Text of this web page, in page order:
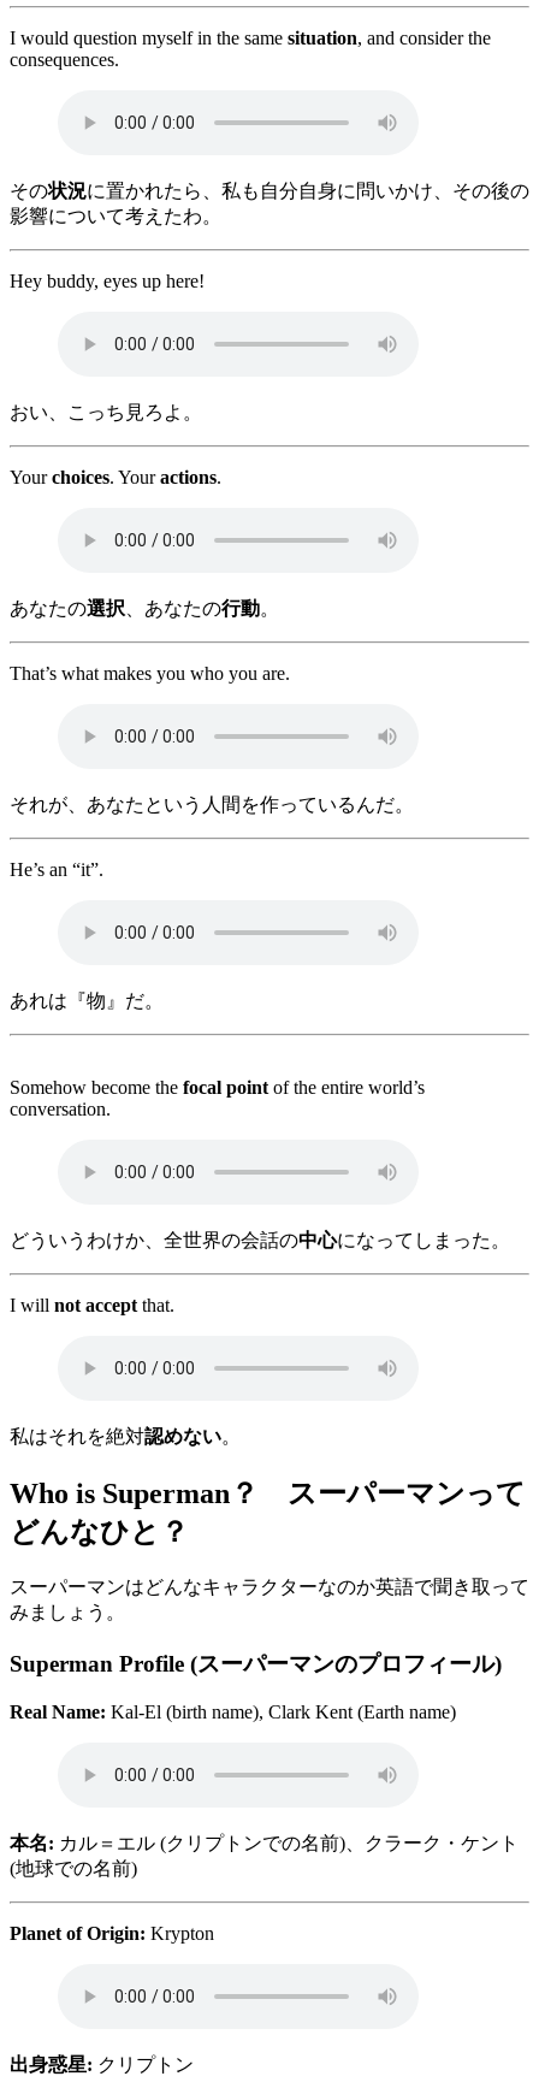
I would question myself in the same situation, and consider the
consequences.
その状況に置かれたら、私も自分自身に問いかけ、その後の
影響について考えたわ。
Hey buddy, eyes up here!
おい、こっち見ろよ。
Yourchoices. Youractions.
あなたの選択 、あなたの行動。
That’s what makes you who you are.
それが、あなたという人間を作っているんだ。
He’s an “it”.
あれは『物』だ。
Somehow become the focal point of the entire world’s
conversation.
どういうわけか、全世界の会話の中心になってしまった。
I will not accept that.
私はそれを絶対認めない。
Who is Superman？ スーパーマンって
どんなひと？
スーパーマンはどんなキャラクターなのか英語で聞き取って
みましょう。
Superman Profile (スーパーマンのプロフィール)
Real Name: Kal-El (birth name), Clark Kent (Earth name)
本名: カル＝エル (クリプトンでの名前)、クラーク・ケント
(地球での名前)
Planet of Origin: Krypton
出身惑星: クリプトン